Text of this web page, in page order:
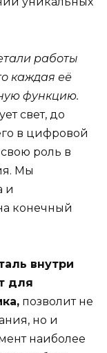
работы
каждая её
функцию.
свет, до
в цифровой
роль в
Мы
и
конечный
внутри
для
позволит не
но и
наиболее